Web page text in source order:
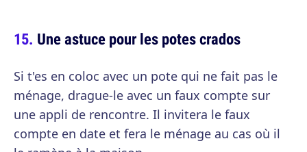
Une astuce pour les potes crados
Si t'es en coloc avec un pote qui ne fait pas le
ménage, drague-le avec un faux compte sur
une appli de rencontre. Il invitera le faux
compte en date et fera le ménage au cas où il